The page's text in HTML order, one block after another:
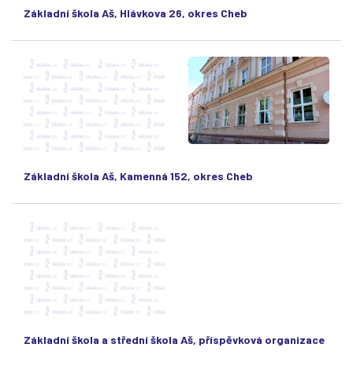
Základní škola Aš, Hlávkova 26, okres Cheb
Základní škola Aš, Kamenná 152, okres Cheb
Základní škola a střední škola Aš, příspěvková organizace